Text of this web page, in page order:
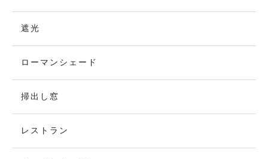
遮光
ローマンシェード
掃出し窓
レストラン